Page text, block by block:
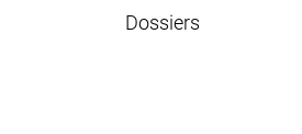
Dossiers